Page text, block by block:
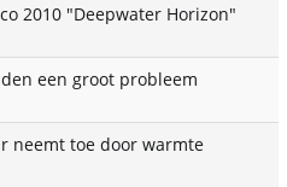
2010 "Deepwater Horizon"
een groot probleem
neemt toe door warmte